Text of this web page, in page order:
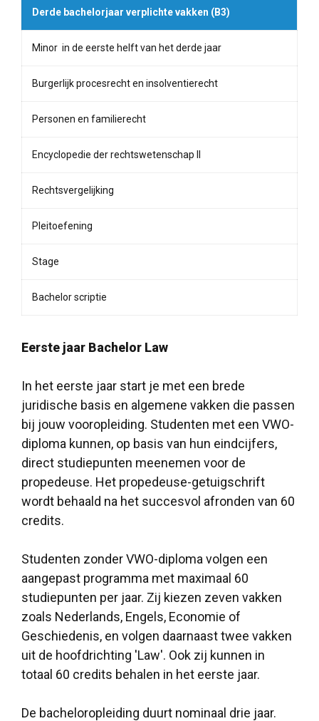
Derde bachelorjaar verplichte vakken (B3)
Minor in de eerste helft van het derde jaar
Burgerlijk procesrecht en insolventierecht
Personen en familierecht
Encyclopedie der rechtswetenschap II
Rechtsvergelijking
Pleitoefening
Stage
Bachelor scriptie
Eerste jaar Bachelor Law
In het eerste jaar start je met een brede
juridische basis en algemene vakken die passen
bij jouw vooropleiding. Studenten met een VWO-
diploma kunnen, op basis van hun eindcijfers,
direct studiepunten meenemen voor de
propedeuse. Het propedeuse-getuigschrift
wordt behaald na het succesvol afronden van 60
credits.
Studenten zonder VWO-diploma volgen een
aangepast programma met maximaal 60
studiepunten per jaar. Zij kiezen zeven vakken
zoals Nederlands, Engels, Economie of
Geschiedenis, en volgen daarnaast twee vakken
uit de hoofdrichting 'Law'. Ook zij kunnen in
totaal 60 credits behalen in het eerste jaar.
De bacheloropleiding duurt nominaal drie jaar.